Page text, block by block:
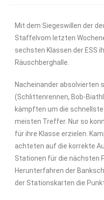
Mit dem Siegeswillen der
Staffelvom letzten
sechsten Klassen der ESS
Räuschberghalle.
Nacheinander absolvierten
(Schlittenrennen, Bob-
kämpften um die
meisten Treffer. Nur so
für ihre Klasse erzielen.
achteten auf die korrekte
Stationen für die nächsten
Herunterfahren der
der Stationskarten die